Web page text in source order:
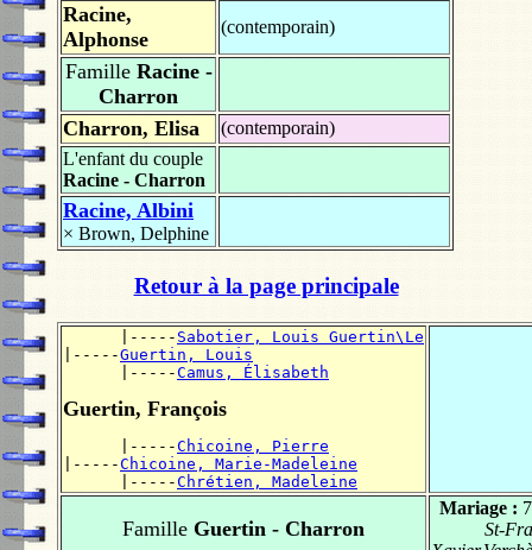
Racine,
Alphonse
(contemporain)
FamilleRacine -
Charron
Charron, Elisa
(contemporain)
L'enfant du couple
Racine - Charron
Racine, Albini
× Brown, Delphine
Retour à la page principale
      |-----
Sabotier, Louis Guertin\Le
|-----Guertin, Louis
      |-----
Camus, Élisabeth
Guertin, François
      |-----
Chicoine, Pierre
|-----Chicoine, Marie-Madeleine
      |-----
Chrétien, Madeleine
Famille Guertin - Charron
Mariage :
St-